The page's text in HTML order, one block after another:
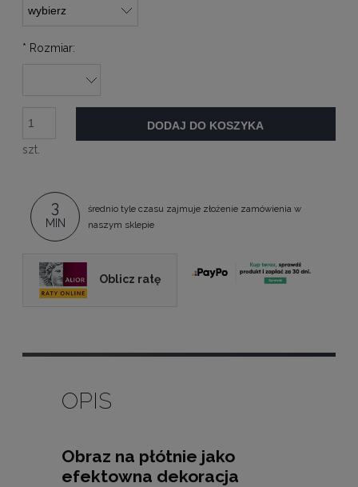
* Rozmiar:
szt.
DODAJ DO KOSZYKA
3
MIN
średnio tyle czasu zajmuje złożenie zamówienia w
naszym sklepie
Oblicz ratę
OPIS
Obraz na płótnie jako
efektowna dekoracja